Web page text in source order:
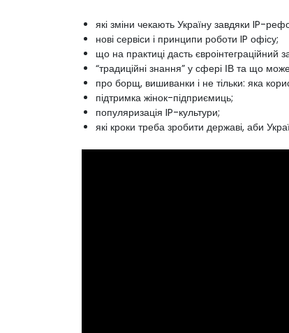
які зміни чекають Україну завдяки IP-
нові сервіси і принципи роботи IP офісу;
що на практиці дасть
“традиційні знання” у сфері ІВ та що
про борщ, вишиванки і не тільки: яка
підтримка жінок-підприємиць;
популяризація IP-культури;
які кроки треба зробити державі, аби